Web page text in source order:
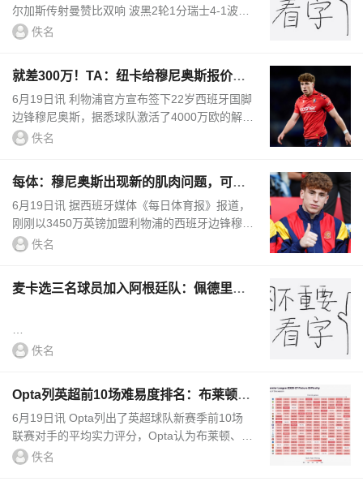
尔加斯传射曼赞比双响 波黑2轮1分瑞士4-1波
黑，瑞士4分暂居小组第一。本场曼赞比替补双
佚名
就差300万！TA：纽卡给穆尼奥斯报价为3
700万 反复拉扯最后被截胡
6月19日讯 利物浦官方宣布签下22岁西班牙国脚
边锋穆尼奥斯，据悉球队激活了4000万欧的解约
金。这名球员此前一直是纽卡斯尔联队的转会目
佚名
每体：穆尼奥斯出现新的肌肉问题，可能
缺席剩余两场小组赛
6月19日讯 据西班牙媒体《每日体育报》报道，
刚刚以3450万英镑加盟利物浦的西班牙边锋穆尼
奥斯在国家队恢复期间出现新的肌肉问题，世界
佚名
麦卡选三名球员加入阿根廷队：佩德里、
...
佚名
Opta列英超前10场难易度排名：布莱顿、
利兹联、利物浦最困难
6月19日讯 Opta列出了英超球队新赛季前10场
联赛对手的平均实力评分，Opta认为布莱顿、利
兹联、利物浦前10场赛程最难，富勒姆最容易。
佚名